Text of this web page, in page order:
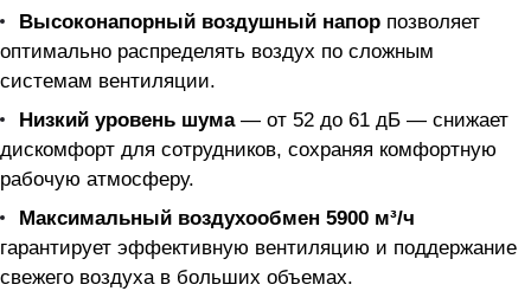
Высоконапорный воздушный напор позволяет
оптимально распределять воздух по сложным
системам вентиляции.
Низкий уровень шума— от 52 до 61 дБ — снижает
дискомфорт для сотрудников, сохраняя комфортную
рабочую атмосферу.
Максимальный воздухообмен 5900 м³/ч
гарантирует эффективную вентиляцию и поддержание
свежего воздуха в больших объемах.